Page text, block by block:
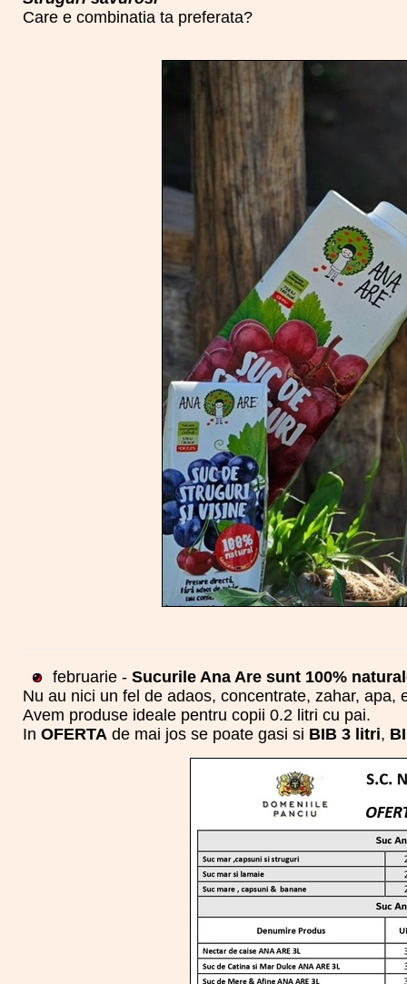
Care e combinatia ta preferata?
februarie - Sucurile Ana Are sunt 100%
Nu au nici un fel de adaos, concentrate, zahar,
Avem produse ideale pentru copii 0.2 litri cu pai.
In OFERTA de mai jos se poate gasi si BIB 3 litri,